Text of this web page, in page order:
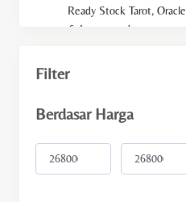
Ready Stock Tarot, Oracle
& Lenormand
Fengshui
Intensi
Filter
Berdasar Harga